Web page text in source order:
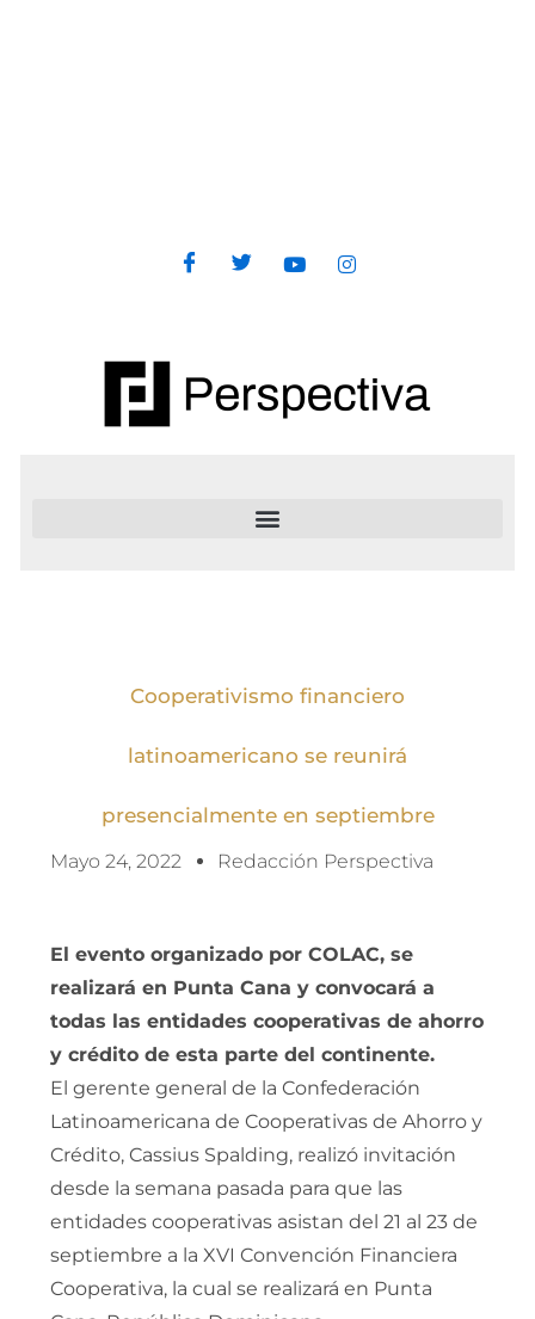
Cooperativismo financiero
latinoamericano se reunirá
presencialmente en septiembre
Mayo 24, 2022 Redacción Perspectiva
El evento organizado por COLAC, se
realizará en Punta Cana y convocará a
todas las entidades cooperativas de ahorro
y crédito de esta parte del continente.
El gerente general de la Confederación
Latinoamericana de Cooperativas de Ahorro y
Crédito, Cassius Spalding, realizó invitación
desde la semana pasada para que las
entidades cooperativas asistan del 21 al 23 de
septiembre a la XVI Convención Financiera
Cooperativa, la cual se realizará en Punta